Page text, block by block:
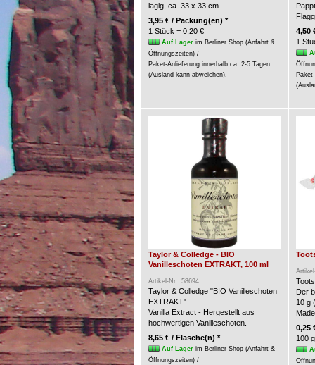
lagig, ca. 33 x 33 cm.
3,95 € / Packung(en) *
1 Stück = 0,20 €
Auf Lagerim Berliner Shop (Anfahrt &
Öffnungszeiten) /
Paket-Anlieferung innerhalb ca. 2-5 Tagen
(Ausland kann abweichen).
4,50
1
Taylor & Colledge - BIO
Vanilleschoten EXTRAKT, 100 ml
Artikel-Nr.: 58694
Taylor & Colledge "BIO Vanilleschoten
EXTRAKT".
Vanilla Extract - Hergestellt aus
hochwertigen Vanilleschoten.
8,65 € / Flasche(n) *
Auf Lagerim Berliner Shop (Anfahrt &
Öffnungszeiten) /
Der
10 g
0,25
100